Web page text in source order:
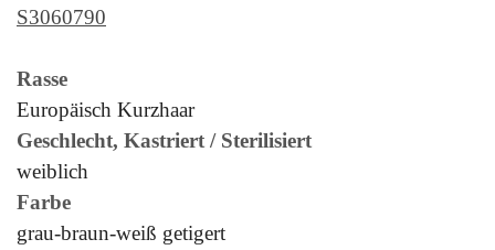
S3060790
Rasse
Europäisch Kurzhaar
Geschlecht, Kastriert / Sterilisiert
weiblich
Farbe
grau-braun-weiß getigert